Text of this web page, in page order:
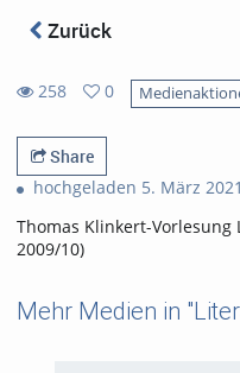
Zurück
258
views
0
favorites
Share
hochgeladen 5. März 2021
Thomas Klinkert-
2009/10)
Mehr Medien in